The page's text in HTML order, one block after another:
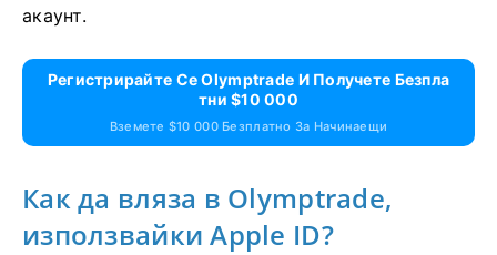
акаунт.
Регистрирайте Се Olymptrade И Получете Безпла
Тни $10 000
Вземете $10 000 Безплатно За Начинаещи
Как да вляза в Olymptrade,
използвайки Apple ID?